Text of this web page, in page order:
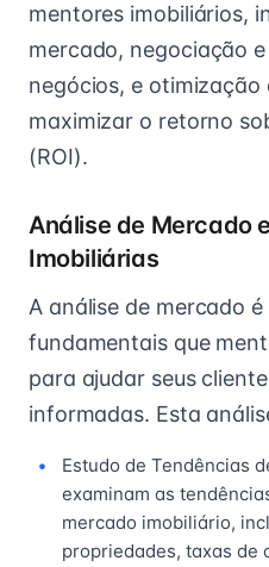
mentores imobiliários,
mercado, negociação
negócios, e
maximizar o retorno
(ROI).
Análise de Mercado
Imobiliárias
A análise de mercado
fundamentais que
para ajudar seus
informadas. Esta
Estudo de Tendências
examinam as
mercado imobiliário,
propriedades, taxas de